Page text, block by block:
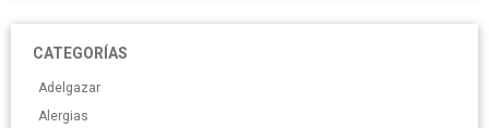
CATEGORÍAS
Adelgazar
Alergias